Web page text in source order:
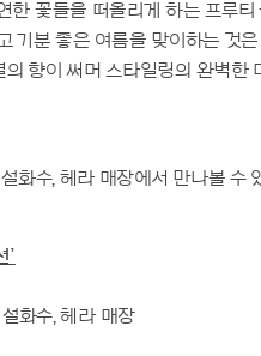
한 꽃들을 떠올리게 하는 프루
기분 좋은 여름을 맞이하는 것
향이 써머 스타일링의 완벽한
화수, 헤라 매장에서 만나볼 수
’
화수, 헤라 매장